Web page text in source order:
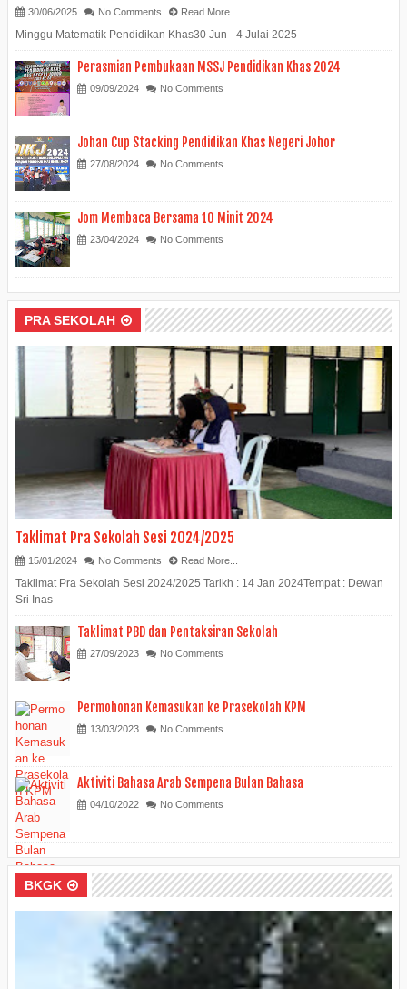
30/06/2025 No Comments Read More...
Minggu Matematik Pendidikan Khas30 Jun - 4 Julai 2025
Perasmian Pembukaan MSSJ Pendidikan Khas 2024
09/09/2024 No Comments
Johan Cup Stacking Pendidikan Khas Negeri Johor
27/08/2024 No Comments
Jom Membaca Bersama 10 Minit 2024
23/04/2024 No Comments
PRA SEKOLAH
Taklimat Pra Sekolah Sesi 2024/2025
15/01/2024 No Comments Read More...
Taklimat Pra Sekolah Sesi 2024/2025 Tarikh : 14 Jan 2024Tempat : Dewan
Sri Inas
Taklimat PBD dan Pentaksiran Sekolah
27/09/2023 No Comments
Permohonan Kemasukan ke Prasekolah KPM
13/03/2023 No Comments
Aktiviti Bahasa Arab Sempena Bulan Bahasa
04/10/2022 No Comments
BKGK